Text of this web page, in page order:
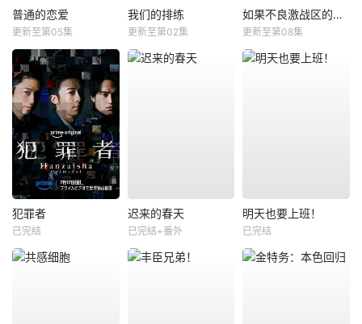
普通的恋爱
更新至第05集
我们的排练
更新至第02集
如果不良激战区的四天王转生成了偶像团体？
更新至第08集
犯罪者
已完结
迟来的春天
已完结+番外
明天也要上班！
已完结